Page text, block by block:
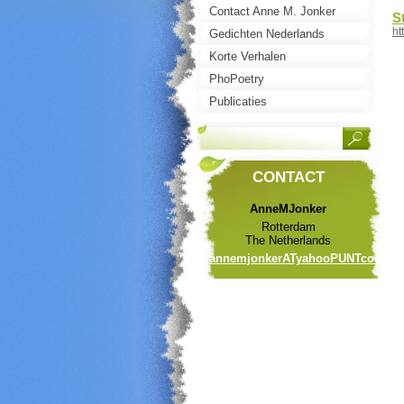
Contact Anne M. Jonker
Gedichten Nederlands
Korte Verhalen
PhoPoetry
Publicaties
CONTACT
AnneMJonker
Rotterdam
The Netherlands
annemjonkerATyahooPUNTcom